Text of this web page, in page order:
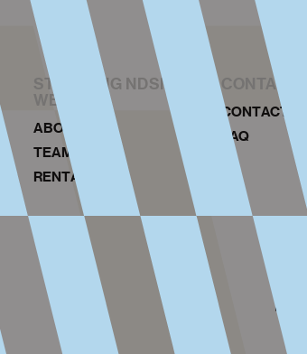
STICHTING NDSM-
WERF
ABOUT US
TEAM
RENTAL
CONTACT
CONTACT
FAQ